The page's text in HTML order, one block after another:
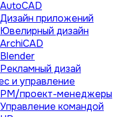
AutoCAD
Дизайн приложений
Ювелирный дизайн
ArchiCAD
Blender
Рекламный дизай
и управление
PM/проект-менеджеры
Управление командой